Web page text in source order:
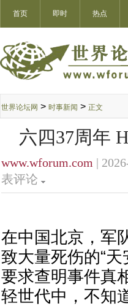
首页 即时 热点
世界论坛网 > 时事新闻 > 正文
六四37周年
www.wforum.com |
表评论
在中国北京，军
致大量死伤的“
要求查明事件真
轻世代中，不知